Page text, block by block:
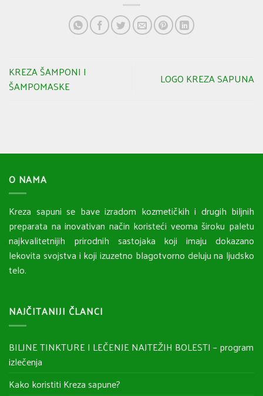
KREZA ŠAMPONI I
ŠAMPOMASKE
LOGO KREZA SAPUNA
O NAMA
Kreza sapuni se bave izradom kozmetičkih i drugih biljnih
preparata na inovativan način koristeći veoma široku paletu
najkvalitetnijih prirodnih sastojaka koji imaju dokazano
lekovita svojstva i koji izuzetno blagotvorno deluju na ljudsko
telo.
NAJČITANIJI ČLANCI
BILJNE TINKTURE I LEČENJE NAJTEŽIH BOLESTI – program
izlečenja
Kako koristiti Kreza sapune?